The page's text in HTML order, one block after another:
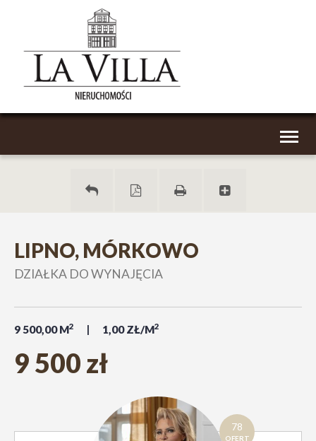
LIPNO, MÓRKOWO
DZIAŁKA DO WYNAJĘCIA
9 500,00 M2 1,00 ZŁ/M2
9 500 zł
78
OFERT